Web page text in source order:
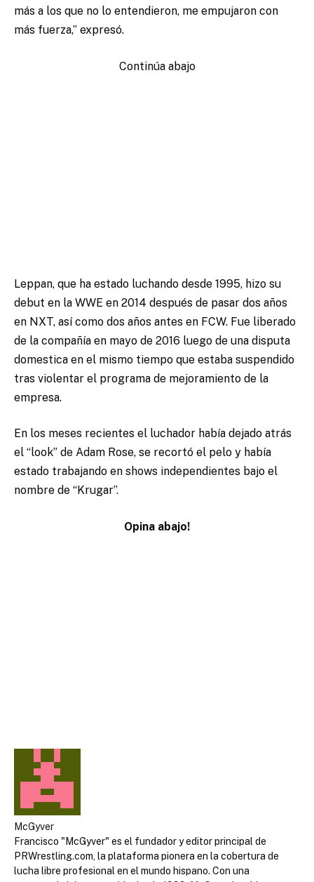
más a los que no lo entendieron, me empujaron con
más fuerza,” expresó.
Continúa abajo
Leppan, que ha estado luchando desde 1995, hizo su
debut en la WWE en 2014 después de pasar dos años
en NXT, así como dos años antes en FCW. Fue liberado
de la compañía en mayo de 2016 luego de una disputa
domestica en el mismo tiempo que estaba suspendido
tras violentar el programa de mejoramiento de la
empresa.
En los meses recientes el luchador había dejado atrás
el “look” de Adam Rose, se recortó el pelo y había
estado trabajando en shows independientes bajo el
nombre de “Krugar”.
Opina abajo!
McGyver
Francisco "McGyver" es el fundador y editor principal de
PRWrestling.com, la plataforma pionera en la cobertura de
lucha libre profesional en el mundo hispano. Con una